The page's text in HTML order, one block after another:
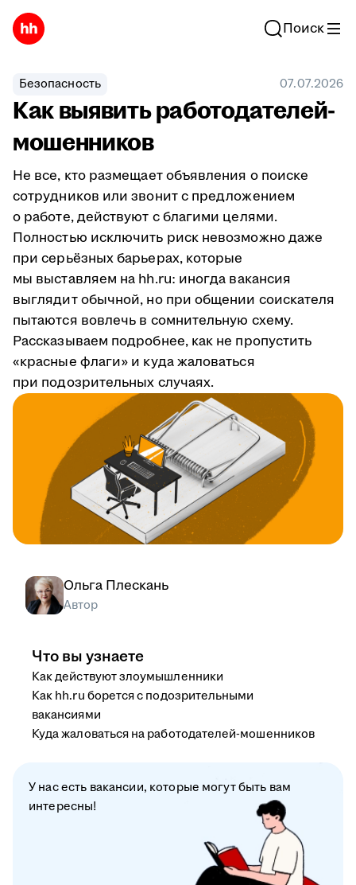
Поиск
Безопасность 07.07.2026
Как выявить работодателей-
мошенников
Не все, кто размещает объявления о поиске
сотрудников или звонит с предложением
о работе, действуют с благими целями.
Полностью исключить риск невозможно даже
при серьёзных барьерах, которые
мы выставляем на hh.ru: иногда вакансия
выглядит обычной, но при общении соискателя
пытаются вовлечь в сомнительную схему.
Рассказываем подробнее, как не пропустить
«красные флаги» и куда жаловаться
при подозрительных случаях.
Ольга Плескань
Автор
Что вы узнаете
Как действуют злоумышленники
Как hh.ru борется с подозрительными
вакансиями
Куда жаловаться на работодателей-мошенников
У нас есть вакансии, которые могут быть вам
интересны!